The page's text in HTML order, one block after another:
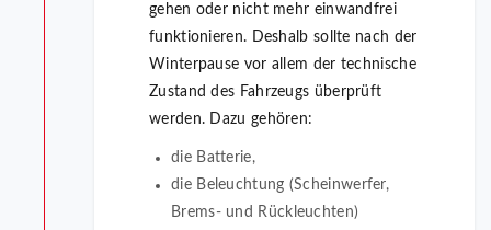
gehen oder nicht mehr einwandfrei
funktionieren. Deshalb sollte nach der
Winterpause vor allem der technische
Zustand des Fahrzeugs überprüft
werden. Dazu gehören:
die Batterie,
die Beleuchtung (Scheinwerfer,
Brems- und Rückleuchten)